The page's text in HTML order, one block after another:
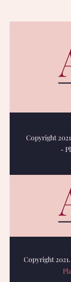
Copyright
-
Copyright